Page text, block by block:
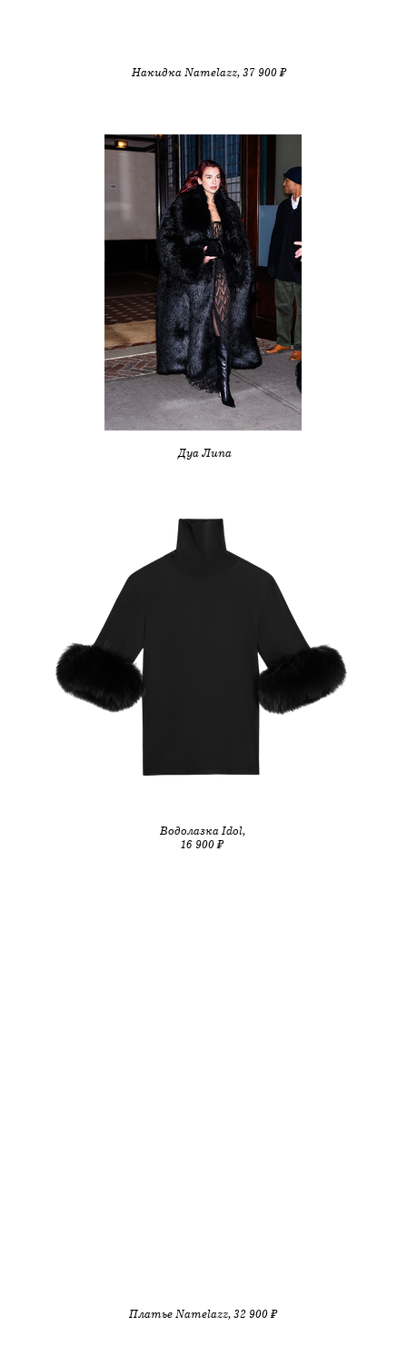
Накидка Namelazz, 37 900 ₽
Дуа Липа
Водолазка Idol,
16 900 ₽
Платье Namelazz, 32 900 ₽